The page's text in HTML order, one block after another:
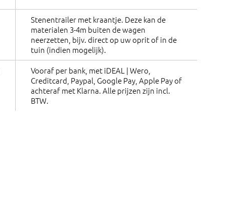
Stenentrailer met kraantje. Deze kan de
materialen 3-4m buiten de wagen
neerzetten, bijv. direct op uw oprit of in de
tuin (indien mogelijk).
Vooraf per bank, met iDEAL | Wero,
Creditcard, Paypal, Google Pay, Apple Pay of
achteraf met Klarna. Alle prijzen zijn incl.
BTW.